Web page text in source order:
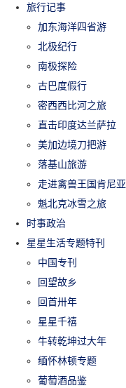
旅行记事
加东海洋四省游
北极纪行
南极探险
古巴度假行
密西西比河之旅
直击印度达兰萨拉
美加边境刀把游
落基山旅游
走进禽兽王国肯尼亚
魁北克冰雪之旅
时事政治
星星生活专题特刊
中国专刊
回望故乡
回首卅年
星星千禧
牛转乾坤过大年
缅怀林顿专题
葡萄酒品鉴